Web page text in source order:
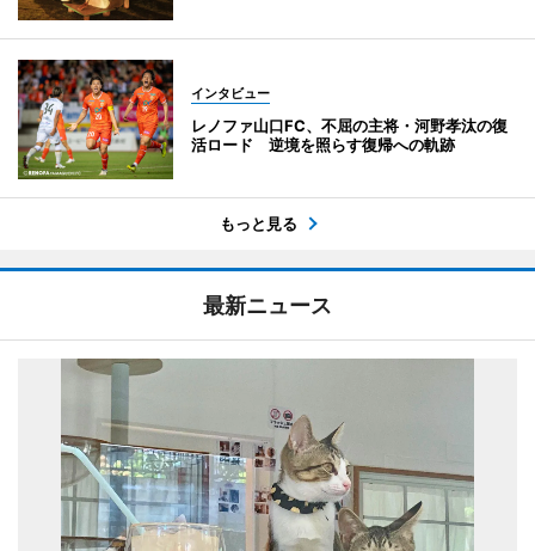
インタビュー
レノファ山口FC、不屈の主将・河野孝汰の復
活ロード 逆境を照らす復帰への軌跡
もっと見る
最新ニュース